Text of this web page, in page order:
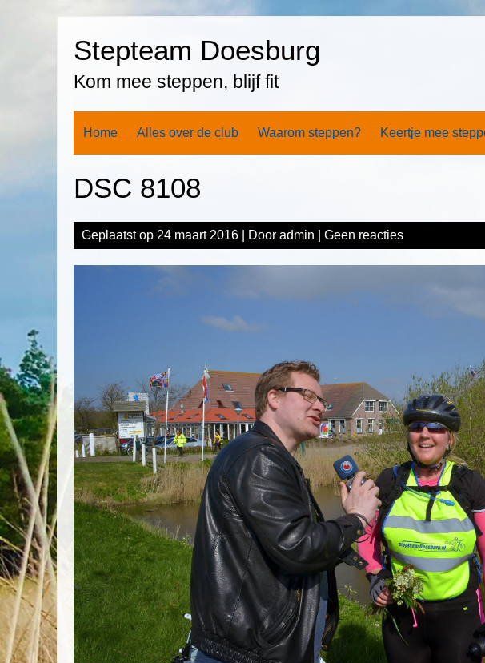
Stepteam Doesburg
Kom mee steppen, blijf fit
Home Alles over de club Waarom steppen? Keertje mee
DSC 8108
Geplaatst op 24 maart 2016 | Door admin Geen reacties